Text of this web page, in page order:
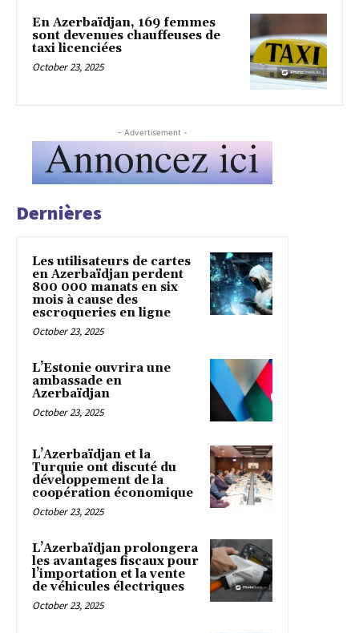
En Azerbaïdjan, 169 femmes
sont devenues chauffeuses de
taxi licenciées
October 23, 2025
- Advertisement -
Dernières
Les utilisateurs de cartes
en Azerbaïdjan perdent
800 000 manats en six
mois à cause des
escroqueries en ligne
October 23, 2025
L’Estonie ouvrira une
ambassade en
Azerbaïdjan
October 23, 2025
L’Azerbaïdjan et la
Turquie ont discuté du
développement de la
coopération économique
October 23, 2025
L’Azerbaïdjan prolongera
les avantages fiscaux pour
l’importation et la vente
de véhicules électriques
October 23, 2025